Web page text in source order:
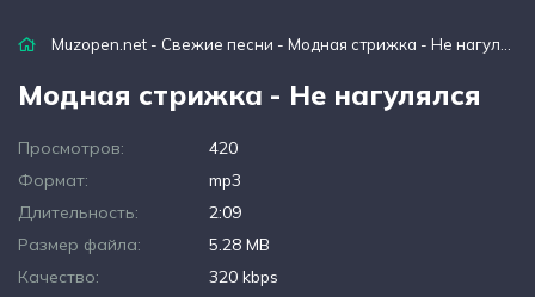
Muzopen.net - Свежие песни - Модная стрижка - Не нагулялся
Модная стрижка - Не нагулялся
Просмотров:
420
Формат:
mp3
Длительность:
2:09
Размер файла:
5.28 MB
Качество:
320 kbps